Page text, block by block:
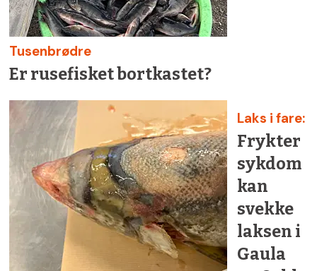
Tusenbrødre
Er rusefisket bortkastet?
Laks i fare:
Frykter
sykdom
kan
svekke
laksen i
Gaula